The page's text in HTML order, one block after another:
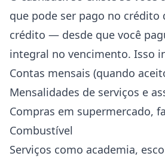
que pode ser pago no crédito
crédito — desde que você
integral no vencimento. Isso
Contas mensais (quando
Mensalidades de serviços e
Compras em supermercado,
Combustível
Serviços como academia,